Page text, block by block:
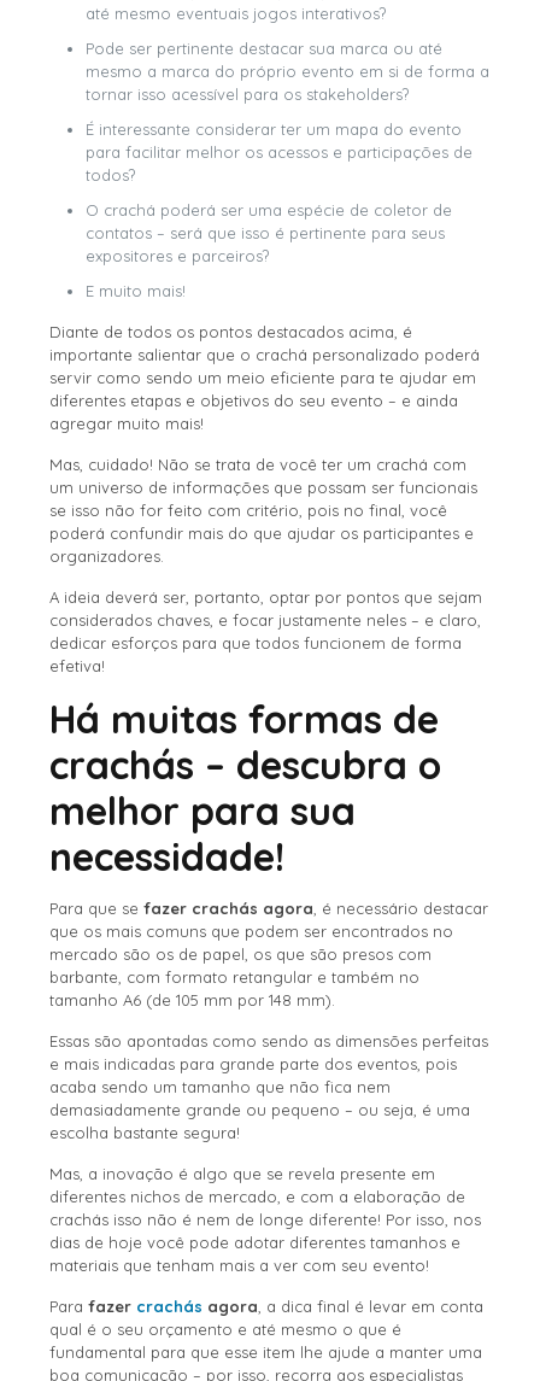
até mesmo eventuais jogos interativos?
Pode ser pertinente destacar sua marca ou até
mesmo a marca do próprio evento em si de forma a
tornar isso acessível para os stakeholders?
É interessante considerar ter um mapa do evento
para facilitar melhor os acessos e participações de
todos?
O crachá poderá ser uma espécie de coletor de
contatos – será que isso é pertinente para seus
expositores e parceiros?
E muito mais!
Diante de todos os pontos destacados acima, é
importante salientar que o crachá personalizado poderá
servir como sendo um meio eficiente para te ajudar em
diferentes etapas e objetivos do seu evento – e ainda
agregar muito mais!
Mas, cuidado! Não se trata de você ter um crachá com
um universo de informações que possam ser funcionais
se isso não for feito com critério, pois no final, você
poderá confundir mais do que ajudar os participantes e
organizadores.
A ideia deverá ser, portanto, optar por pontos que sejam
considerados chaves, e focar justamente neles – e claro,
dedicar esforços para que todos funcionem de forma
efetiva!
Há muitas formas de
crachás – descubra o
melhor para sua
necessidade!
Para que se fazer crachás agora , é necessário destacar
que os mais comuns que podem ser encontrados no
mercado são os de papel, os que são presos com
barbante, com formato retangular e também no
tamanho A6 (de 105 mm por 148 mm).
Essas são apontadas como sendo as dimensões perfeitas
e mais indicadas para grande parte dos eventos, pois
acaba sendo um tamanho que não fica nem
demasiadamente grande ou pequeno – ou seja, é uma
escolha bastante segura!
Mas, a inovação é algo que se revela presente em
diferentes nichos de mercado, e com a elaboração de
crachás isso não é nem de longe diferente! Por isso, nos
dias de hoje você pode adotar diferentes tamanhos e
materiais que tenham mais a ver com seu evento!
Para fazer crachás agora , a dica final é levar em conta
qual é o seu orçamento e até mesmo o que é
fundamental para que esse item lhe ajude a manter uma
boa comunicação – por isso, recorra aos especialistas